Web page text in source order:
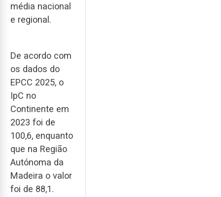
média nacional
e regional.
De acordo com
os dados do
EPCC 2025, o
IpC no
Continente em
2023 foi de
100,6, enquanto
que na Região
Autónoma da
Madeira o valor
foi de 88,1.